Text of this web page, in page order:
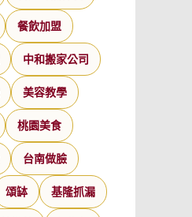
餐飲加盟
中和搬家公司
美容教學
桃園美食
台南做臉
頌缽 基隆抓漏